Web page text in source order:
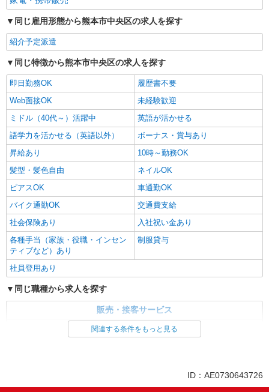
同じ雇用形態から熊本市中央区の求人を探す
紹介予定派遣
同じ特徴から熊本市中央区の求人を探す
即日勤務OK
履歴書不要
Web面接OK
未経験歓迎
ミドル（40代～）活躍中
英語が活かせる
語学力を活かせる（英語以外）
ボーナス・賞与あり
昇給あり
10時～勤務OK
髪型・髪色自由
ネイルOK
ピアスOK
車通勤OK
バイク通勤OK
交通費支給
社会保険あり
入社祝い金あり
各種手当（家族・役職・インセン
ティブなど）あり
制服貸与
社員登用あり
同じ職種から求人を探す
販売・接客サービス
英語が活かせる
ボーナス・賞与あり
関連する条件をもっと見る
ID：AE0730643726